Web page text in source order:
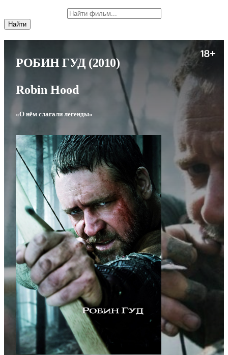
РОБИН ГУД (2010)
Robin Hood
«О нём слагали легенды»